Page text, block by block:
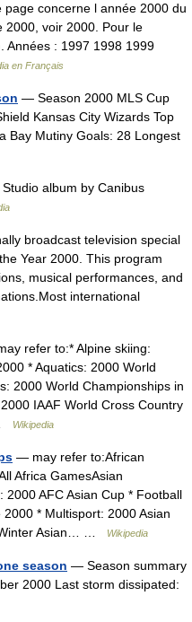
concerne l année 2000 du
2000, voir 2000. Pour le
Années : 1997 1998 1999
en Français
— Season 2000 MLS Cup
Kansas City Wizards Top
Bay Mutiny Goals: 28 Longest
album by Canibus
broadcast television special
Year 2000. This program
musical performances, and
international
refer to:* Alpine skiing:
* Aquatics: 2000 World
2000 World Championships in
IAAF World Cross Country
Wikipedia
— may refer to:African
Africa GamesAsian
AFC Asian Cup * Football
* Multisport: 2000 Asian
Winter Asian… …
Wikipedia
season — Season summary
2000 Last storm dissipated: